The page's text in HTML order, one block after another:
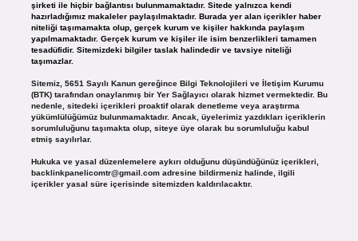
şirketi ile hiçbir bağlantısı bulunmamaktadır. Sitede yalnızca kendi
hazırladığımız makaleler paylaşılmaktadır. Burada yer alan içerikler haber
niteliği taşımamakta olup, gerçek kurum ve kişiler hakkında paylaşım
yapılmamaktadır. Gerçek kurum ve kişiler ile isim benzerlikleri tamamen
tesadüfidir. Sitemizdeki bilgiler taslak halindedir ve tavsiye niteliği
taşımazlar.
Sitemiz, 5651 Sayılı Kanun gereğince Bilgi Teknolojileri ve İletişim Kurumu
(BTK) tarafından onaylanmış bir Yer Sağlayıcı olarak hizmet vermektedir. Bu
nedenle, sitedeki içerikleri proaktif olarak denetleme veya araştırma
yükümlülüğümüz bulunmamaktadır. Ancak, üyelerimiz yazdıkları içeriklerin
sorumluluğunu taşımakta olup, siteye üye olarak bu sorumluluğu kabul
etmiş sayılırlar.
Hukuka ve yasal düzenlemelere aykırı olduğunu düşündüğünüz içerikleri,
backlinkpanelicomtr@gmail.comadresine bildirmeniz halinde, ilgili
içerikler yasal süre içerisinde sitemizden kaldırılacaktır.